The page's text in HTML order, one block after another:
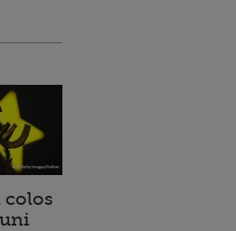
colos